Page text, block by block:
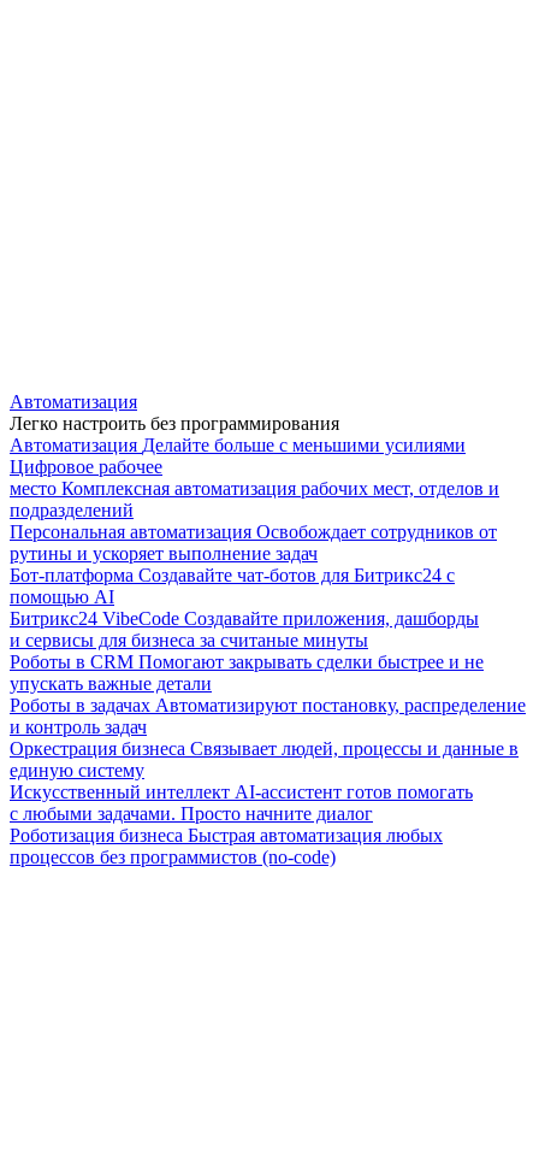
Автоматизация
Легко настроить без программирования
Автоматизация Делайте больше с меньшими усилиями
Цифровое рабочее
место Комплексная автоматизация рабочих мест, отделов и
подразделений
Персональная автоматизация Освобождает сотрудников от
рутины и ускоряет выполнение задач
Бот-платформа Создавайте чат-ботов для Битрикс24 с
помощью AI
Битрикс24 VibeCode Создавайте приложения, дашборды
и сервисы для бизнеса за считаные минуты
Роботы в CRM Помогают закрывать сделки быстрее и не
упускать важные детали
Роботы в задачах Автоматизируют постановку, распределение
и контроль задач
Оркестрация бизнеса Связывает людей, процессы и данные в
единую систему
Искусственный интеллект AI-ассистент готов помогать
с любыми задачами. Просто начните диалог
Роботизация бизнеса Быстрая автоматизация любых
процессов без программистов (no-code)